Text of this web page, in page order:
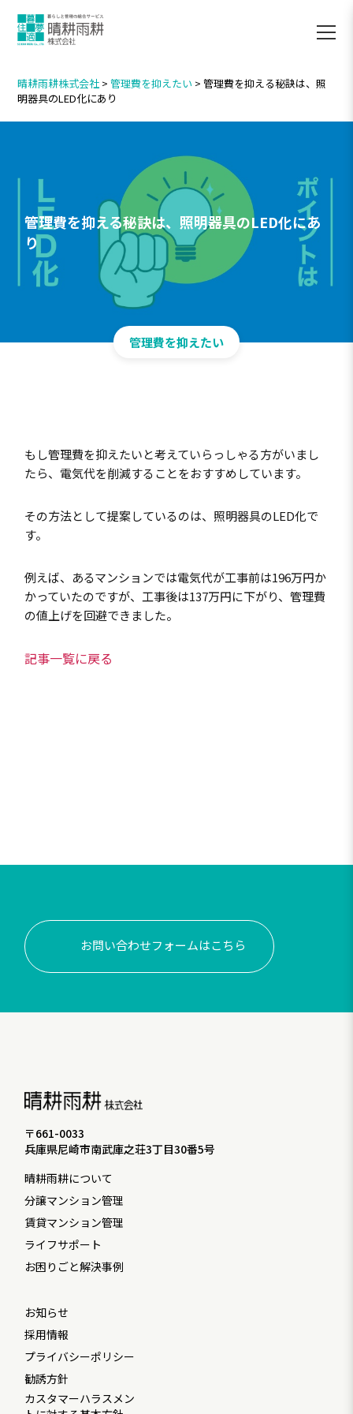
晴耕雨耕株式会社 >管理費を抑えたい >管理費を抑える秘訣は、照
明器具のLED化にあり
管理費を抑える秘訣は、照明器具のLED化にあ
り
管理費を抑えたい
もし管理費を抑えたいと考えていらっしゃる方がいまし
たら、電気代を削減することをおすすめしています。
その方法として提案しているのは、照明器具のLED化で
す。
例えば、あるマンションでは電気代が工事前は196万円か
かっていたのですが、工事後は137万円に下がり、管理費
の値上げを回避できました。
記事一覧に戻る
お問い合わせフォームはこちら
〒661-0033
兵庫県尼崎市南武庫之荘3丁目30番5号
晴耕雨耕について
分譲マンション管理
賃貸マンション管理
ライフサポート
お困りごと解決事例
お知らせ
採用情報
プライバシーポリシー
勧誘方針
カスタマーハラスメン